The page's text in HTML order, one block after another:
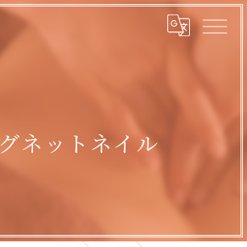
ネットネイル